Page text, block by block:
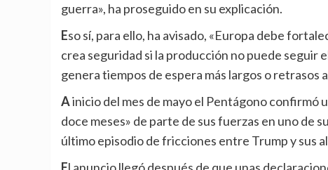
guerra», ha proseguido en su explicación.
Eso sí, para ello, ha avisado, «Europa debe fortalecer su industria de defensa», ya que «el dinero solo no
crea seguridad si la producción no puede seguir
genera tiempos de espera más largos o retrasos
A inicio del mes de mayo el Pentágono confirmó una «retirada progresiva en un plazo de entre seis y
doce meses» de parte de sus fuerzas en uno de
último episodio de fricciones entre Trump y sus